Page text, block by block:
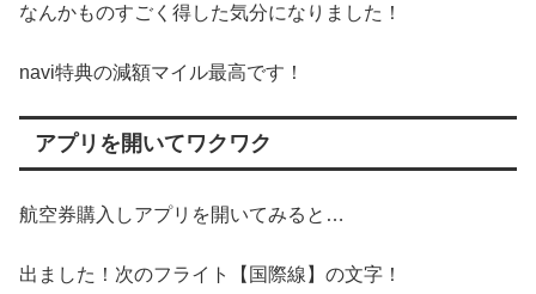
なんかものすごく得した気分になりました！
navi特典の減額マイル最高です！
アプリを開いてワクワク
航空券購入しアプリを開いてみると…
出ました！次のフライト【国際線】の文字！